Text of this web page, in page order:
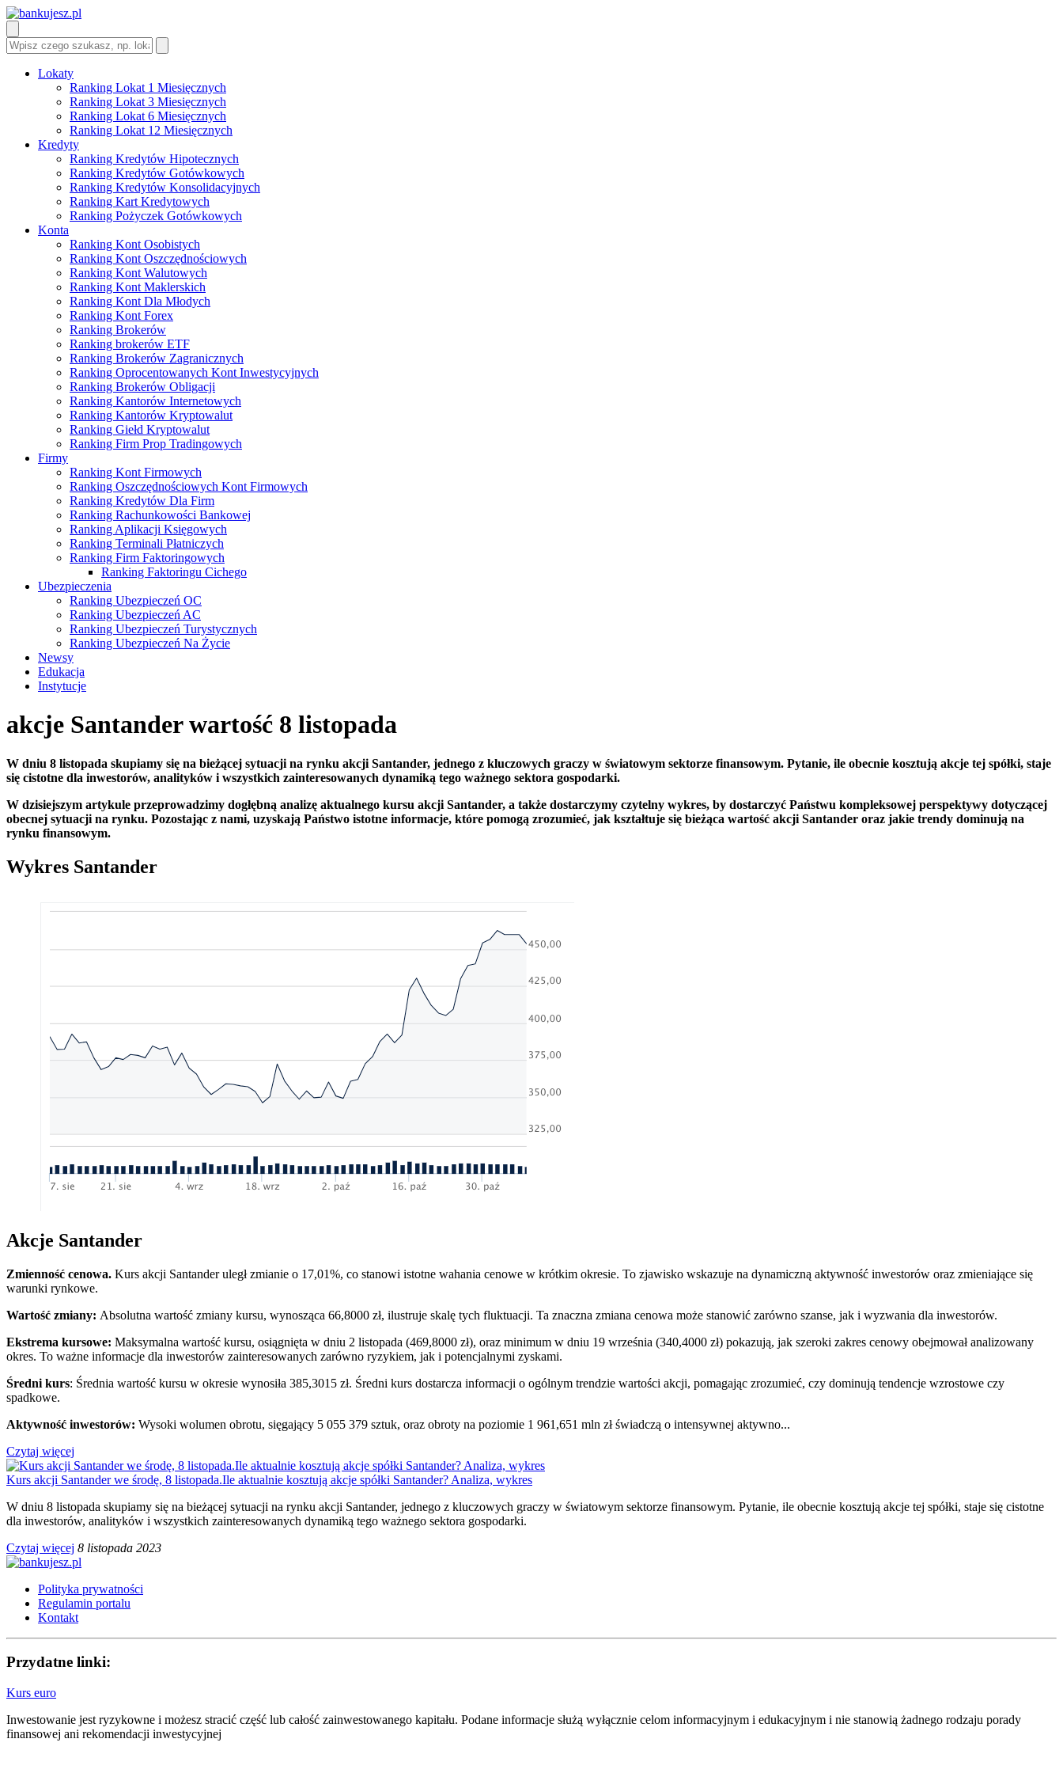
Lokaty
Ranking Lokat 1 Miesięcznych
Ranking Lokat 3 Miesięcznych
Ranking Lokat 6 Miesięcznych
Ranking Lokat 12 Miesięcznych
Kredyty
Ranking Kredytów Hipotecznych
Ranking Kredytów Gotówkowych
Ranking Kredytów Konsolidacyjnych
Ranking Kart Kredytowych
Ranking Pożyczek Gotówkowych
Konta
Ranking Kont Osobistych
Ranking Kont Oszczędnościowych
Ranking Kont Walutowych
Ranking Kont Maklerskich
Ranking Kont Dla Młodych
Ranking Kont Forex
Ranking Brokerów
Ranking brokerów ETF
Ranking Brokerów Zagranicznych
Ranking Oprocentowanych Kont Inwestycyjnych
Ranking Brokerów Obligacji
Ranking Kantorów Internetowych
Ranking Kantorów Kryptowalut
Ranking Giełd Kryptowalut
Ranking Firm Prop Tradingowych
Firmy
Ranking Kont Firmowych
Ranking Oszczędnościowych Kont Firmowych
Ranking Kredytów Dla Firm
Ranking Rachunkowości Bankowej
Ranking Aplikacji Księgowych
Ranking Terminali Płatniczych
Ranking Firm Faktoringowych
Ranking Faktoringu Cichego
Ubezpieczenia
Ranking Ubezpieczeń OC
Ranking Ubezpieczeń AC
Ranking Ubezpieczeń Turystycznych
Ranking Ubezpieczeń Na Życie
Newsy
Edukacja
Instytucje
akcje Santander wartość 8 listopada
W dniu 8 listopada skupiamy się na bieżącej sytuacji na rynku akcji Santander, jednego z kluczowych graczy w światowym sektorze finansowym. Pytanie, ile obecnie kosztują akcje tej spółki, staje
się cistotne dla inwestorów, analityków i wszystkich zainteresowanych dynamiką tego ważnego sektora gospodarki.
W dzisiejszym artykule przeprowadzimy dogłębną analizę aktualnego kursu akcji Santander, a także dostarczymy czytelny wykres, by dostarczyć Państwu kompleksowej perspektywy dotyczącej
obecnej sytuacji na rynku. Pozostając z nami, uzyskają Państwo istotne informacje, które pomogą zrozumieć, jak kształtuje się bieżąca wartość akcji Santander oraz jakie trendy dominują na
rynku finansowym.
Wykres Santander
Akcje Santander
Zmienność cenowa. Kurs akcji Santander uległ zmianie o 17,01%, co stanowi istotne wahania cenowe w krótkim okresie. To zjawisko wskazuje na dynamiczną aktywność inwestorów oraz zmieniające się
warunki rynkowe.
Wartość zmiany: Absolutna wartość zmiany kursu, wynosząca 66,8000 zł, ilustruje skalę tych fluktuacji. Ta znaczna zmiana cenowa może stanowić zarówno szanse, jak i wyzwania dla inwestorów.
Ekstrema kursowe: Maksymalna wartość kursu, osiągnięta w dniu 2 listopada (469,8000 zł), oraz minimum w dniu 19 września (340,4000 zł) pokazują, jak szeroki zakres cenowy obejmował analizowany
okres. To ważne informacje dla inwestorów zainteresowanych zarówno ryzykiem, jak i potencjalnymi zyskami.
Średni kurs: Średnia wartość kursu w okresie wynosiła 385,3015 zł. Średni kurs dostarcza informacji o ogólnym trendzie wartości akcji, pomagając zrozumieć, czy dominują tendencje wzrostowe czy
spadkowe.
Aktywność inwestorów: Wysoki wolumen obrotu, sięgający 5 055 379 sztuk, oraz obroty na poziomie 1 961,651 mln zł świadczą o intensywnej aktywno...
Czytaj więcej
Kurs akcji Santander we środę, 8 listopada.Ile aktualnie kosztują akcje spółki Santander? Analiza, wykres
W dniu 8 listopada skupiamy się na bieżącej sytuacji na rynku akcji Santander, jednego z kluczowych graczy w światowym sektorze finansowym. Pytanie, ile obecnie kosztują akcje tej spółki, staje się cistotne
dla inwestorów, analityków i wszystkich zainteresowanych dynamiką tego ważnego sektora gospodarki.
Czytaj więcej 8 listopada 2023
Polityka prywatności
Regulamin portalu
Kontakt
Przydatne linki:
Kurs euro
Inwestowanie jest ryzykowne i możesz stracić część lub całość zainwestowanego kapitału. Podane informacje służą wyłącznie celom informacyjnym i edukacyjnym i nie stanowią żadnego rodzaju porady
finansowej ani rekomendacji inwestycyjnej